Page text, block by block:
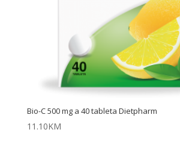
Bio-C 500 mg a 40 tableta Dietpharm
11.10KM